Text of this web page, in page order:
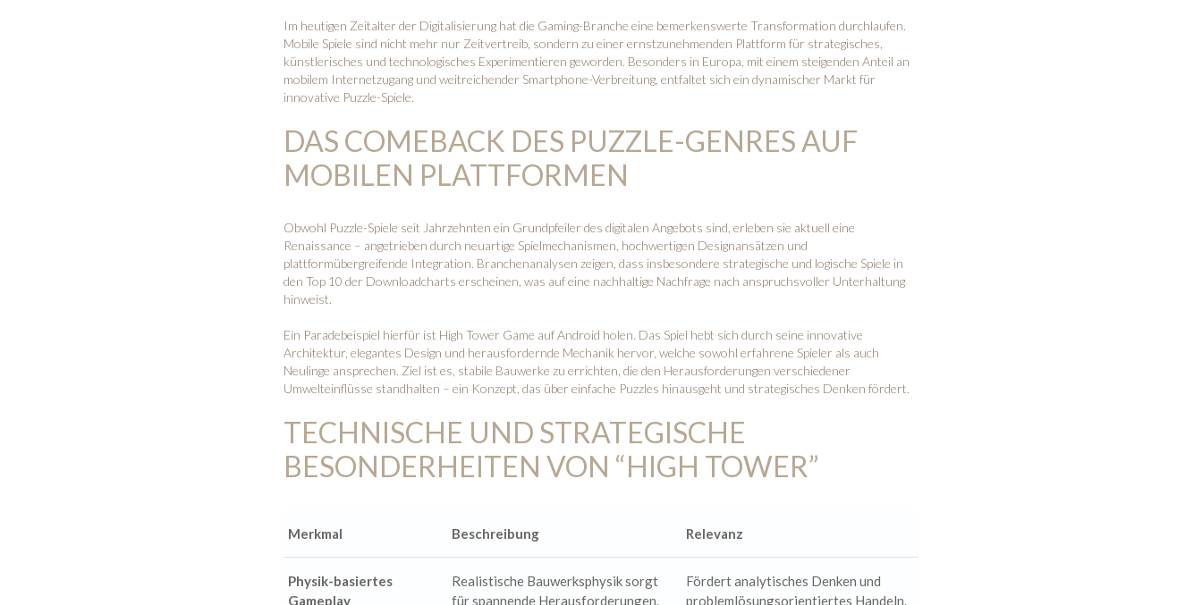
Im heutigen Zeitalter der Digitalisierung hat die Gaming-Branche eine bemerkenswerte Transformation durchlaufen.
Mobile Spiele sind nicht mehr nur Zeitvertreib, sondern zu einer ernstzunehmenden Plattform für strategisches,
künstlerisches und technologisches Experimentieren geworden. Besonders in Europa, mit einem steigenden Anteil an
mobilem Internetzugang und weitreichender Smartphone-Verbreitung, entfaltet sich ein dynamischer Markt für
innovative Puzzle-Spiele.
DAS COMEBACK DES PUZZLE-GENRES AUF
MOBILEN PLATTFORMEN
Obwohl Puzzle-Spiele seit Jahrzehnten ein Grundpfeiler des digitalen Angebots sind, erleben sie aktuell eine
Renaissance – angetrieben durch neuartige Spielmechanismen, hochwertigen Designansätzen und
plattformübergreifende Integration. Branchenanalysen zeigen, dass insbesondere strategische und logische Spiele in
den Top 10 der Downloadcharts erscheinen, was auf eine nachhaltige Nachfrage nach anspruchsvoller Unterhaltung
hinweist.
Ein Paradebeispiel hierfür ist High Tower Game auf Android holen. Das Spiel hebt sich durch seine innovative
Architektur, elegantes Design und herausfordernde Mechanik hervor, welche sowohl erfahrene Spieler als auch
Neulinge ansprechen. Ziel ist es, stabile Bauwerke zu errichten, die den Herausforderungen verschiedener
Umwelteinflüsse standhalten – ein Konzept, das über einfache Puzzles hinausgeht und strategisches Denken fördert.
TECHNISCHE UND STRATEGISCHE
BESONDERHEITEN VON “HIGH TOWER”
Merkmal Beschreibung Relevanz
Physik-basiertes
Gameplay
Realistische Bauwerksphysik sorgt
für spannende Herausforderungen.
Fördert analytisches Denken und
problemlösungsorientiertes Handeln.